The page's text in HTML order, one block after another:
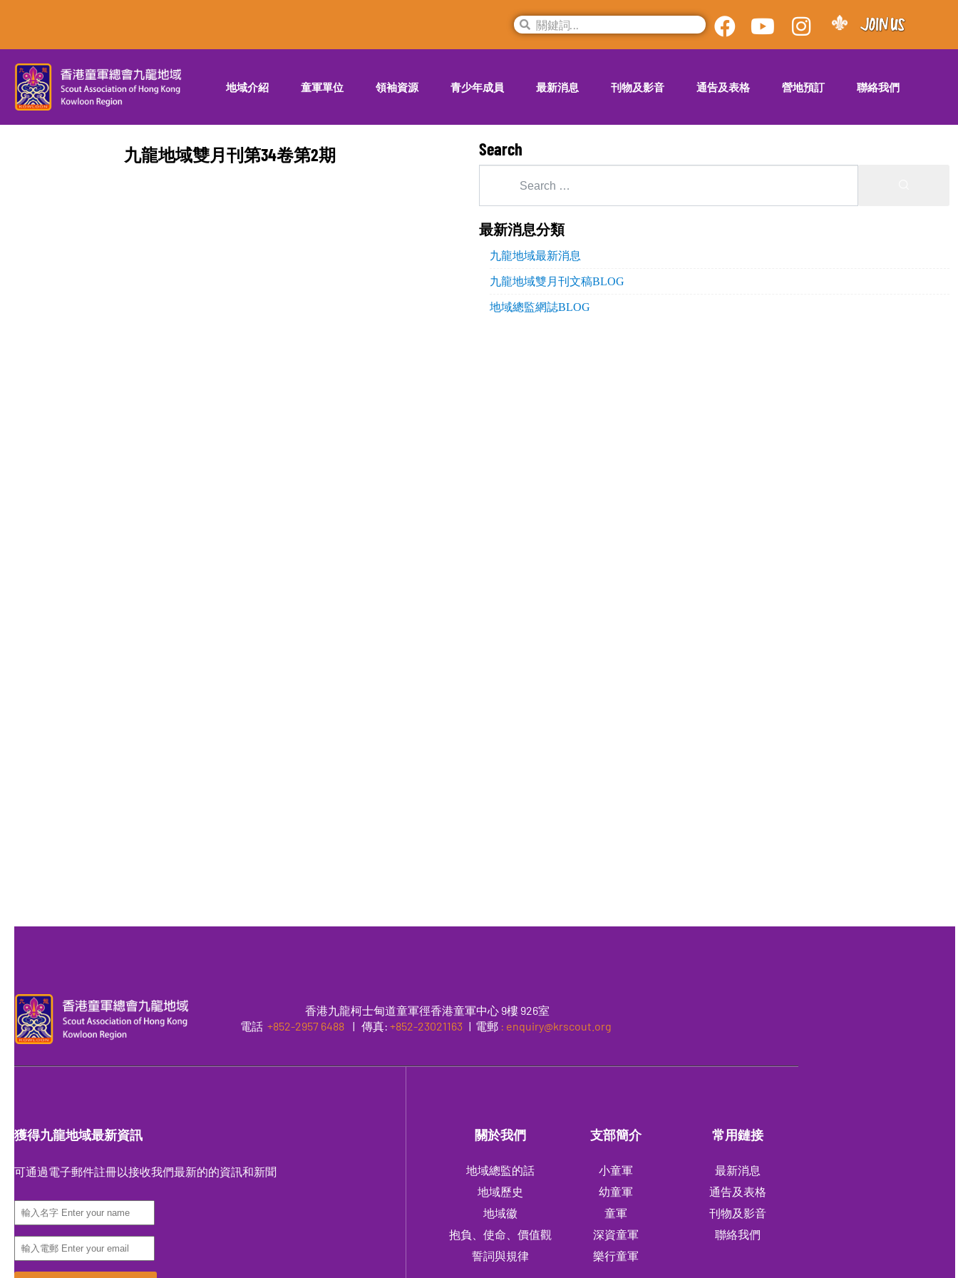
地域介紹 童軍單位 領袖資源 青少年成員 最新消息 刊物及影音 通告及表格 營地預訂 聯絡我們
九龍地域雙月刊第34卷第2期 Search
最新消息分類
九龍地域最新消息
九龍地域雙月刊文稿BLOG
地域總監網誌BLOG
香港九龍柯士甸道童軍徑香港童軍中心 9樓 926室
電話 +852-2957 6488 |傳真:+852-23021163 | 電郵 : enquiry@krscout.org
獲得九龍地域最新資訊
可通過電子郵件註冊以接收我們最新的的資訊和新聞
關於我們
地域總監的話
地域歷史
地域徽
抱負、使命、價值觀
誓詞與規律
支部簡介
小童軍
幼童軍
童軍
深資童軍
樂行童軍
常用鏈接
最新消息
通告及表格
刊物及影音
聯絡我們